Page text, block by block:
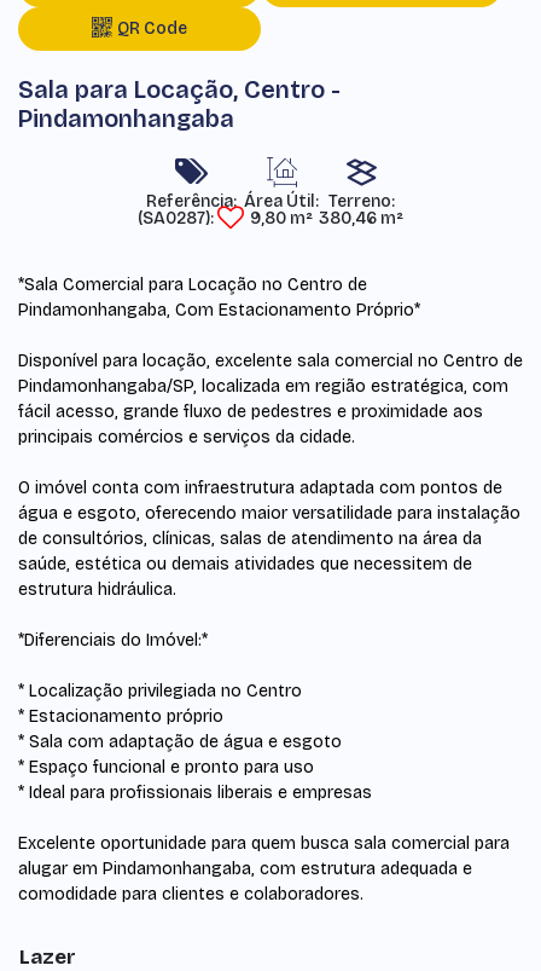
QR Code
Sala para Locação, Centro -
Pindamonhangaba
Referência:
(SA0287)
Área Útil:
9,80 m²
Terreno:
380,46 m²
*Sala Comercial para Locação no Centro de
Pindamonhangaba, Com Estacionamento Próprio*
Disponível para locação, excelente sala comercial no Centro de
Pindamonhangaba/SP, localizada em região estratégica, com
fácil acesso, grande fluxo de pedestres e proximidade aos
principais comércios e serviços da cidade.
O imóvel conta com infraestrutura adaptada com pontos de
água e esgoto, oferecendo maior versatilidade para instalação
de consultórios, clínicas, salas de atendimento na área da
saúde, estética ou demais atividades que necessitem de
estrutura hidráulica.
*Diferenciais do Imóvel:*
* Localização privilegiada no Centro
* Estacionamento próprio
* Sala com adaptação de água e esgoto
* Espaço funcional e pronto para uso
* Ideal para profissionais liberais e empresas
Excelente oportunidade para quem busca sala comercial para
alugar em Pindamonhangaba, com estrutura adequada e
comodidade para clientes e colaboradores.
Lazer